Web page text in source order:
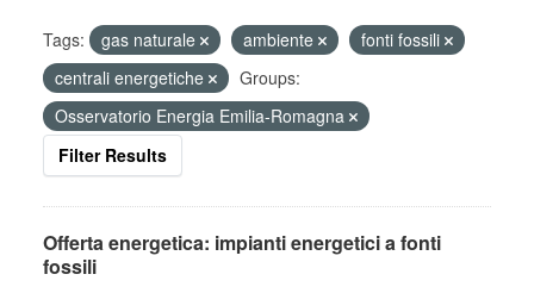
Tags: gas naturale ambiente
fonti fossili
centrali energetiche
Groups:
Osservatorio Energia Emilia-Romagna
Filter Results
Offerta energetica: impianti energetici a fonti
fossili